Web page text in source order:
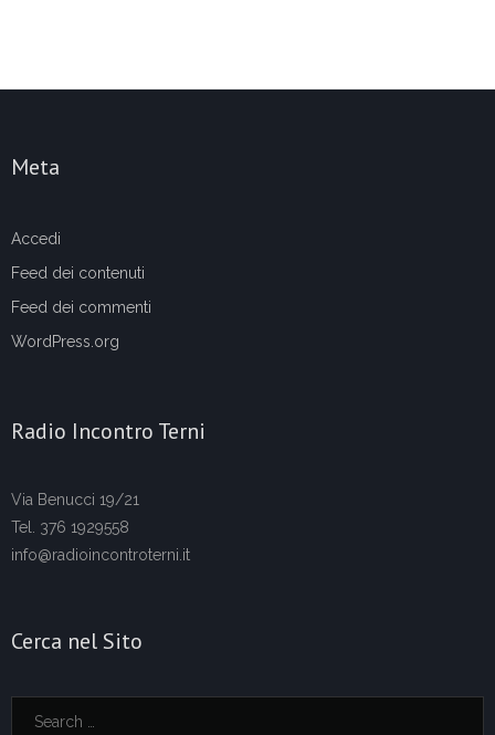
Meta
Accedi
Feed dei contenuti
Feed dei commenti
WordPress.org
Radio Incontro Terni
Via Benucci 19/21
Tel. 376 1929558
info@radioincontroterni.it
Cerca nel Sito